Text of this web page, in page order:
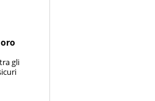
gli